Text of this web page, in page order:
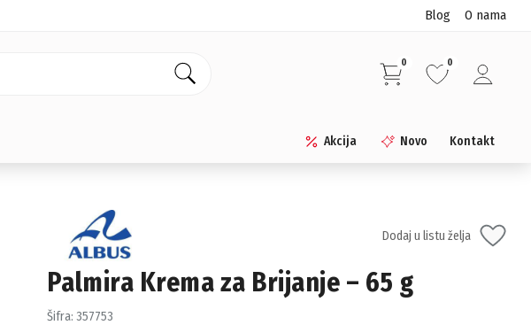
Blog O nama
0 0
Akcija Novo Kontakt
Dodaj u listu želja
Palmira Krema za Brijanje – 65 g
Šifra: 357753